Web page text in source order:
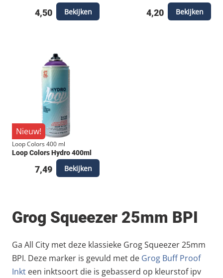
4,50 Bekijken 4,20 Bekijken
Nieuw!
Loop Colors 400 ml
Loop Colors Hydro 400ml
7,49 Bekijken
Grog Squeezer 25mm BPI
Ga All City met deze klassieke Grog Squeezer 25mm
BPI. Deze marker is gevuld met de Grog Buff Proof
Inkt een inktsoort die is gebasserd op kleurstof ipv